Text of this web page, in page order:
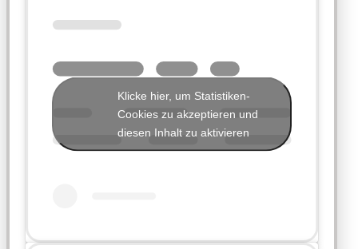
Klicke hier, um Statistiken-
Cookies zu akzeptieren und
diesen Inhalt zu aktivieren